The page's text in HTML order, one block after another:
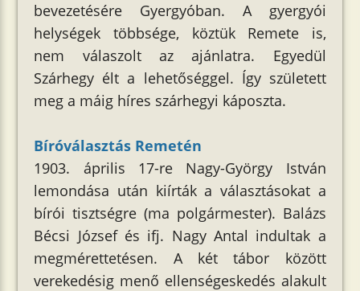
bevezetésére Gyergyóban. A gyergyói
helységek többsége, köztük Remete is,
nem válaszolt az ajánlatra. Egyedül
Szárhegy élt a lehetőséggel. Így született
meg a máig híres szárhegyi káposzta.
Bíróválasztás Remetén
1903. április 17-re Nagy-György István
lemondása után kiírták a választásokat a
bírói tisztségre (ma polgármester). Balázs
Bécsi József és ifj. Nagy Antal indultak a
megmérettetésen. A két tábor között
verekedésig menő ellenségeskedés alakult